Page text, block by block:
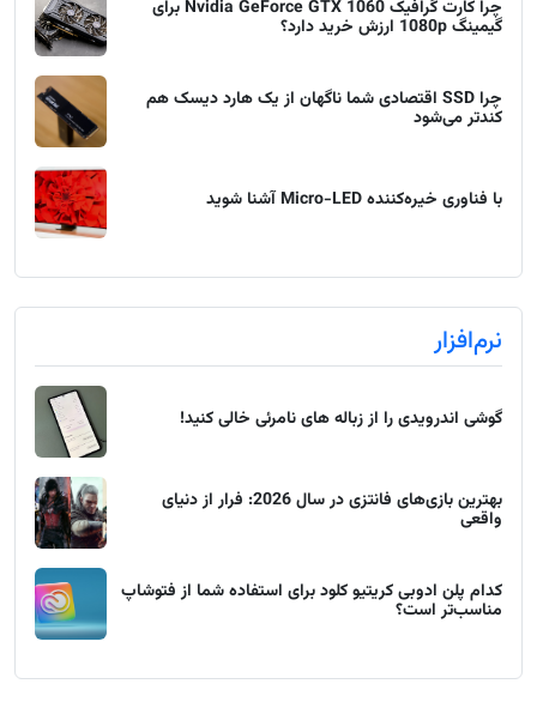
چرا کارت گرافیک Nvidia GeForce GTX 1060 برای
گیمینگ 1080p ارزش خرید دارد؟
چرا SSD اقتصادی شما ناگهان از یک هارد دیسک هم
کندتر می‌شود
با فناوری خیره‌کننده Micro-LED آشنا شوید
نرم‌افزار
گوشی اندرویدی را از زباله های نامرئی خالی کنید!
بهترین بازی‌های فانتزی در سال 2026: فرار از دنیای
واقعی
کدام پلن ادوبی کریتیو کلود برای استفاده شما از فتوشاپ
مناسب‌تر است؟